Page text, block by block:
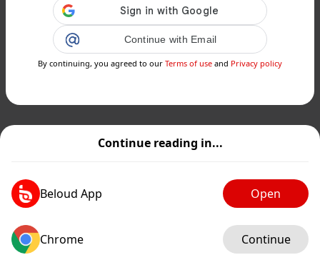
Continue reading in...
Beloud App Open
Chrome Continue
Continue with Email
By continuing, you agreed to our Terms of use and Privacy policy